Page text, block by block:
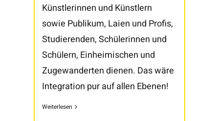
Künstlerinnen und Künstlern
sowie Publikum, Laien und Profis,
Studierenden, Schülerinnen und
Schülern, Einheimischen und
Zugewanderten dienen. Das wäre
Integration pur auf allen Ebenen!
Weiterlesen